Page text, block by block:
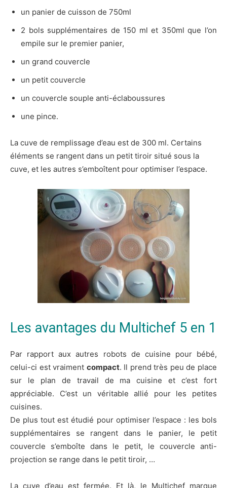
un panier de cuisson de 750ml
2 bols supplémentaires de 150 ml et 350ml que l’on
empile sur le premier panier,
un grand couvercle
un petit couvercle
un couvercle souple anti-éclaboussures
une pince.
La cuve de remplissage d’eau est de 300 ml. Certains
éléments se rangent dans un petit tiroir situé sous la
cuve, et les autres s’emboîtent pour optimiser l’espace.
Les avantages du Multichef 5 en 1
Par rapport aux autres robots de cuisine pour bébé,
celui-ci est vraiment compact. Il prend très peu de place
sur le plan de travail de ma cuisine et c’est fort
appréciable. C’est un véritable allié pour les petites
cuisines.
De plus tout est étudié pour optimiser l’espace : les bols
supplémentaires se rangent dans le panier, le petit
couvercle s’emboîte dans le petit, le couvercle anti-
projection se range dans le petit tiroir, …
La cuve d’eau est fermée. Et là, le Multichef marque